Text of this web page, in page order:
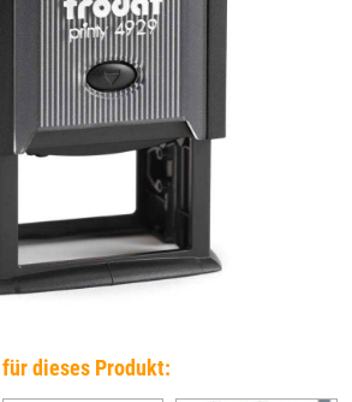
für dieses Produkt: